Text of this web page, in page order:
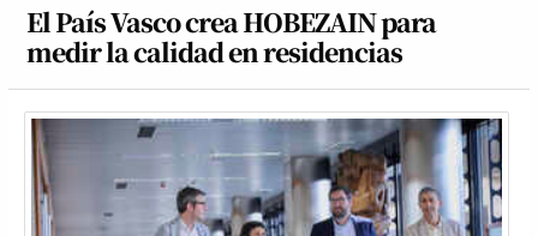
El País Vasco crea HOBEZAIN para
medir la calidad en residencias